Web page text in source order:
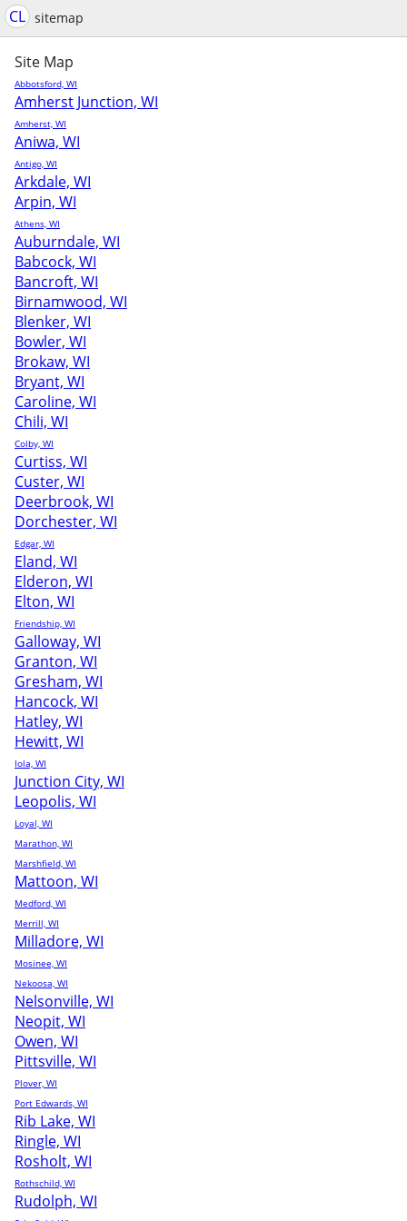
CL sitemap
Site Map
Abbotsford, WI
Amherst Junction, WI
Amherst, WI
Aniwa, WI
Antigo, WI
Arkdale, WI
Arpin, WI
Athens, WI
Auburndale, WI
Babcock, WI
Bancroft, WI
Birnamwood, WI
Blenker, WI
Bowler, WI
Brokaw, WI
Bryant, WI
Caroline, WI
Chili, WI
Colby, WI
Curtiss, WI
Custer, WI
Deerbrook, WI
Dorchester, WI
Edgar, WI
Eland, WI
Elderon, WI
Elton, WI
Friendship, WI
Galloway, WI
Granton, WI
Gresham, WI
Hancock, WI
Hatley, WI
Hewitt, WI
Iola, WI
Junction City, WI
Leopolis, WI
Loyal, WI
Marathon, WI
Marshfield, WI
Mattoon, WI
Medford, WI
Merrill, WI
Milladore, WI
Mosinee, WI
Nekoosa, WI
Nelsonville, WI
Neopit, WI
Owen, WI
Pittsville, WI
Plover, WI
Port Edwards, WI
Rib Lake, WI
Ringle, WI
Rosholt, WI
Rothschild, WI
Rudolph, WI